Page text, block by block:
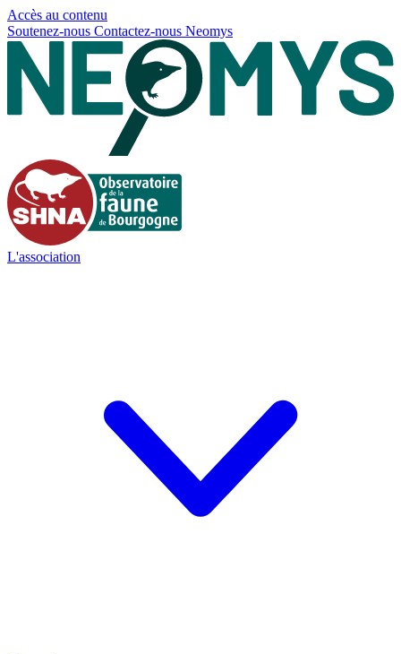
Accès au contenu
Soutenez-nous Contactez-nous Neomys
L'association
Panneau de gestion des cookies